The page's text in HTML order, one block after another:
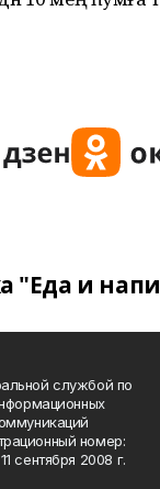
"Еда и
службой по
номер:
сентября 2008 г.